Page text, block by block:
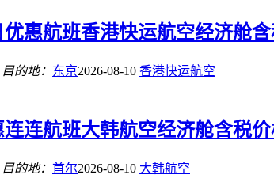
惠航班香港快运航空经济舱含
目的地： 东京2026-08-10 香港快运航空
连航班大韩航空经济舱含税价
目的地： 首尔2026-08-10 大韩航空